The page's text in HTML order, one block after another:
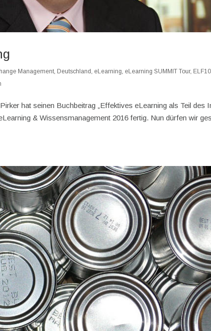
Management, Deutschland , eLearning, eLearning SUMMIT Tour, ELF10
hat seinen Buchbeitrag „Effektives eLearning als Teil des
& Wissensmanagement 2016 fertig. Nun dürfen wir